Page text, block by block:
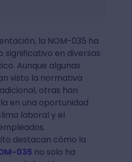
la NOM-035 ha
significativo en diversas
Aunque algunas
visto la normativa
otras han
en una oportunidad
laboral y el
destacan cómo la
035 no solo ha